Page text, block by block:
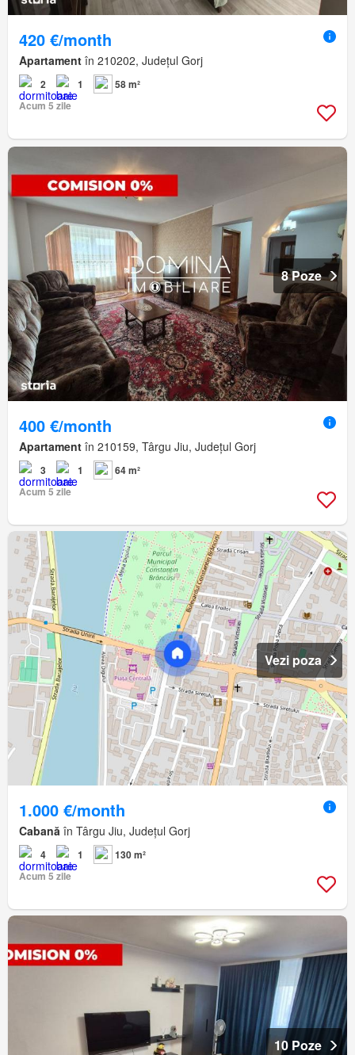
420 €/month
Apartament în 210202, Județul Gorj
2 1
58 m²
Acum 5 zile
8 Poze
400 €/month
Apartament în 210159, Târgu Jiu, Județul Gorj
3 1
64 m²
Acum 5 zile
Vezi poza
1.000 €/month
Cabană în Târgu Jiu, Județul Gorj
4 1
130 m²
Acum 5 zile
10 Poze